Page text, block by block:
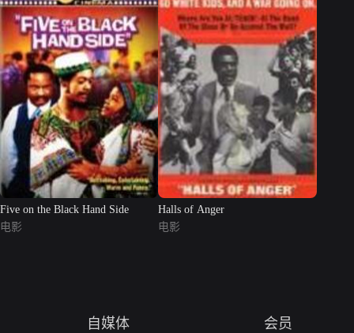
Five on the Black Hand Side
电影
Halls of Anger
电影
自媒体 会员